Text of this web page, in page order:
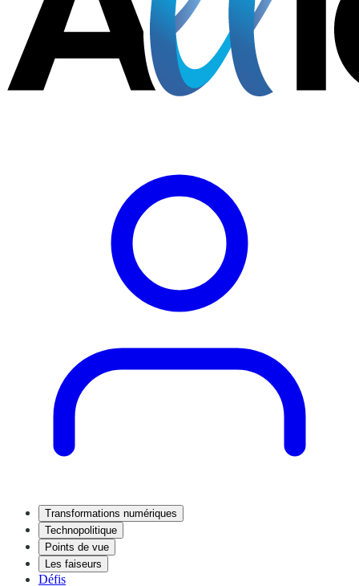
Transformations numériques
Technopolitique
Points de vue
Les faiseurs
Défis